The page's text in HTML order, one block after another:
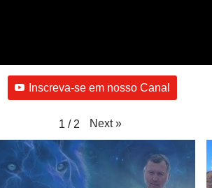
Inscreva-se em nosso Canal
1 / 2 Next »